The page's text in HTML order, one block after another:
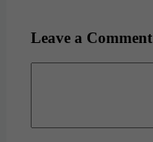
Leave a Comment